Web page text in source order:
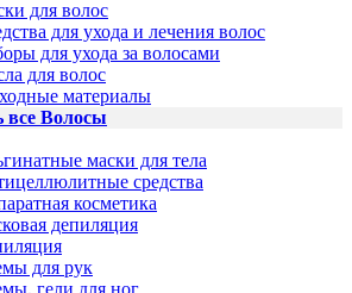
для волос
для ухода и лечения волос
для ухода за волосами
для волос
материалы
все Волосы
маски для тела
средства
косметика
депиляция
для рук